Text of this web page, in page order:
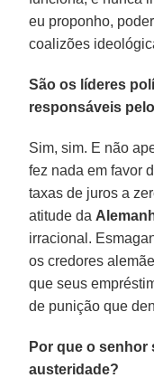
eu proponho,
coalizões
São os líderes
responsáveis
Sim, sim. E não
fez nada em favor
taxas de juros a
atitude da
irracional.
os credores
que seus
de punição que
Por que o senhor
austeridade?